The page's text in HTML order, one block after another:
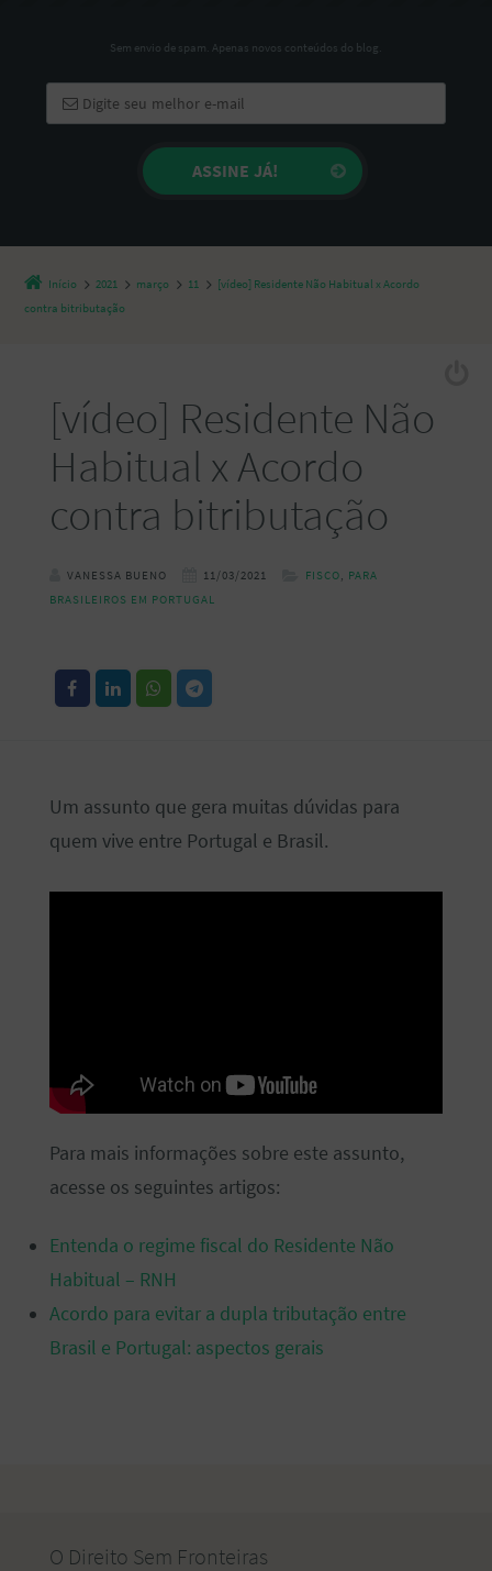
Sem envio de spam. Apenas novos conteúdos do blog.
Início 2021 março 11
[vídeo] Residente Não Habitual x Acordo
contra bitributação
[vídeo] Residente Não
Habitual x Acordo
contra bitributação
VANESSA BUENO 11/03/2021 FISCO, PARA
BRASILEIROS EM PORTUGAL
Um assunto que gera muitas dúvidas para
quem vive entre Portugal e Brasil.
Para mais informações sobre este assunto,
acesse os seguintes artigos:
Entenda o regime fiscal do Residente Não
Habitual – RNH
Acordo para evitar a dupla tributação entre
Brasil e Portugal: aspectos gerais
O Direito Sem Fronteiras